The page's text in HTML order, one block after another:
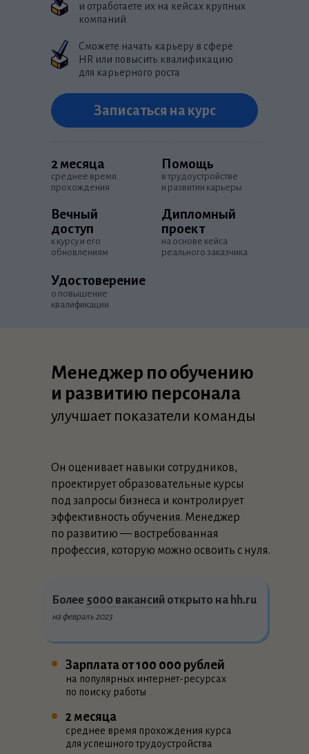
Записаться на курс
2 месяца
среднее время
прохождения
Вечный
доступ
к курсу и его
обновлениям
Дипломный
проект
на основе кейса
реального заказчика
Помощь
в трудоустройстве
и развитии карьеры
и отработаете их на кейсах крупных
компаний
Сможете начать карьеру в сфере
HR или повысить квалификацию
для карьерного роста
Удостоверение
о повышение
квалификации
на февраль 2023
на hh.ru
Более 5000 вакансий открыто на hh.ru
на февраль 2023
? ? ?
5 935 открытых
на
ресурсах по
Зарплата от 100 000
в среднем
подготовка
2 месяца
по
навыки, разрабатывает программу
Менеджер по обучению
и развитию персонала
улучшает показатели команды
Он оценивает навыки сотрудников,
проектирует образовательные курсы
под запросы бизнеса и контролирует
эффективность обучения. Менеджер
по развитию — востребованная
профессия, которую можно освоить с нуля.
на популярных интернет-ресурсах
по поиску работы
Зарплата от 100 000 рублей
среднее время прохождения курса
для успешного трудоустройства
2 месяца